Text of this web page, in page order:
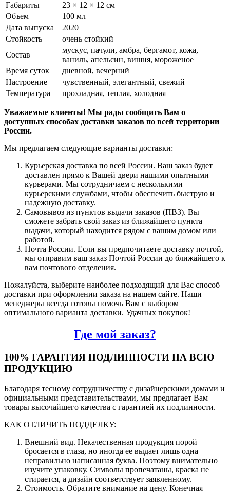
Габариты
23 × 12 × 12 см
Объем
100 мл
Дата выпуска
2020
Стойкость
очень стойкий
Состав
мускус, пачули, амбра, бергамот, кожа,
ваниль, апельсин, вишня, мороженое
Время суток
дневной, вечерний
Настроение
чувственный, элегантный, свежий
Температура
прохладная, теплая, холодная
Уважаемые клиенты! Мы рады сообщить Вам о
доступных способах доставки заказов по всей территории
России.
Мы предлагаем следующие варианты доставки:
Курьерская доставка по всей России. Ваш заказ будет
доставлен прямо к Вашей двери нашими опытными
курьерами. Мы сотрудничаем с несколькими
курьерскими службами, чтобы обеспечить быструю и
надежную доставку.
Самовывоз из пунктов выдачи заказов (ПВЗ). Вы
сможете забрать свой заказ из ближайшего пункта
выдачи, который находится рядом с вашим домом или
работой.
Почта России. Если вы предпочитаете доставку почтой,
мы отправим ваш заказ Почтой России до ближайшего к
вам почтового отделения.
Пожалуйста, выберите наиболее подходящий для Вас способ
доставки при оформлении заказа на нашем сайте. Наши
менеджеры всегда готовы помочь Вам с выбором
оптимального варианта доставки. Удачных покупок!
Где мой заказ?
100% ГАРАНТИЯ ПОДЛИННОСТИ НА ВСЮ
ПРОДУКЦИЮ
Благодаря тесному сотрудничеству с дизайнерскими домами и
официальными представительствами, мы предлагает Вам
товары высочайшего качества с гарантией их подлинности.
КАК ОТЛИЧИТЬ ПОДДЕЛКУ:
Внешний вид. Некачественная продукция порой
бросается в глаза, но иногда ее выдает лишь одна
неправильно написанная буква. Поэтому внимательно
изучите упаковку. Символы пропечатаны, краска не
стирается, а дизайн соответствует заявленному.
Стоимость. Обратите внимание на цену. Конечная